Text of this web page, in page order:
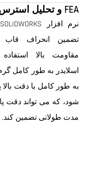
FEA و تحلیل استرس
تضمین انحراف
مقاومت بالا
اسلایدر به طور کامل
به طور کامل با دقت
شود، که می تواند دقت
مدت طولانی تضمین کند.